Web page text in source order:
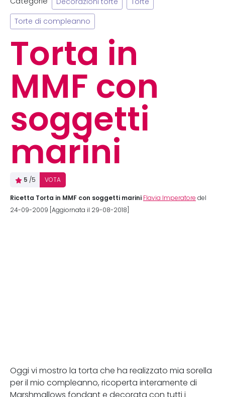
Decorazioni torte Torte
Torte di compleanno
Torta in
MMF con
soggetti
marini
5 /5 VOTA
Ricetta Torta in MMF con soggetti marini Flavia Imperatore del
24-09-2009 [Aggiornata il 29-08-2018]
Oggi vi mostro la torta che ha realizzato mia sorella
per il mio compleanno, ricoperta interamente di
Marshmallows fondant e decorata con tutti i